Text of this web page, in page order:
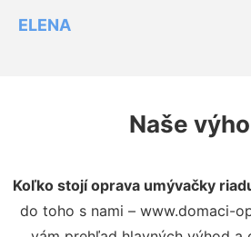
ELENA
Naše
Koľko stojí oprava umývačky
do toho s nami – www.domaci-